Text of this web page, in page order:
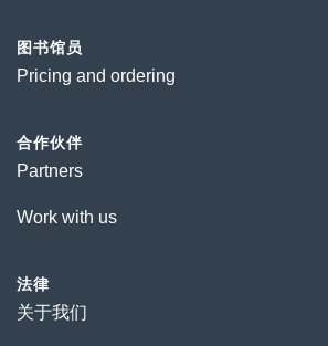
图书馆员
Pricing and ordering
合作伙伴
Partners
Work with us
法律
关于我们